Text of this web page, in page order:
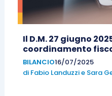
Il D.M. 27 giugno
coordinamento
BILANCIO16/07/2025
di Fabio Landuzzie Sara